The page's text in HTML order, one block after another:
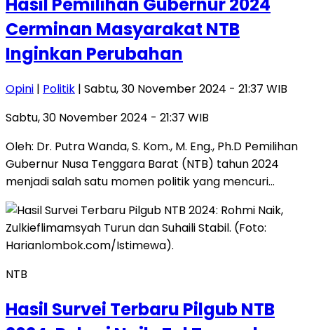
Cerminan Masyarakat NTB
Inginkan Perubahan
Opini | Politik | Sabtu, 30 November 2024 - 21:37 WIB
Sabtu, 30 November 2024 - 21:37 WIB
Oleh: Dr. Putra Wanda, S. Kom., M. Eng., Ph.D Pemilihan
Gubernur Nusa Tenggara Barat (NTB) tahun 2024
menjadi salah satu momen politik yang mencuri…
NTB
Hasil Survei Terbaru Pilgub NTB